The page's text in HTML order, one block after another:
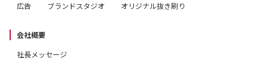
広告
ブランドスタジオ オリジナル抜き刷り
会社概要
社長メッセージ